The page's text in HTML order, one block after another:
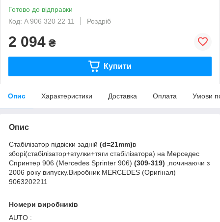
Готово до відправки
Код: A 906 320 22 11
Роздріб
2 094 ₴
Купити
Опис Характеристики Доставка Оплата Умови
Опис
Стабілізатор підвіски задній (d=21mm)в
зборі(стабілізатор+втулки+тяги стабілізатора) на Мерседес
Спринтер 906 (Mercedes Sprinter 906) (309-319) ,починаючи з
2006 року випуску.Виробник MERCEDES (Оригінал)
9063202211
Номери виробників
AUTO :